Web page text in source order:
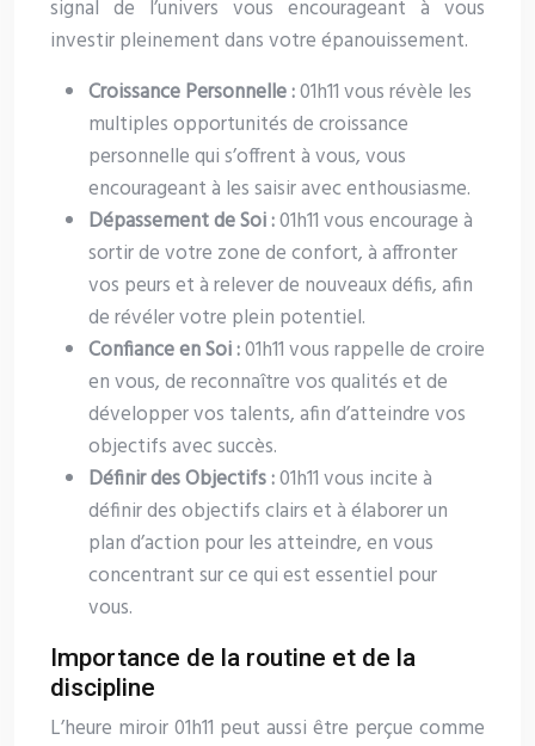
signal de l’univers vous encourageant à vous
investir pleinement dans votre épanouissement.
Croissance Personnelle :01h11 vous révèle les
multiples opportunités de croissance
personnelle qui s’offrent à vous, vous
encourageant à les saisir avec enthousiasme.
Dépassement de Soi :01h11 vous encourage à
sortir de votre zone de confort, à affronter
vos peurs et à relever de nouveaux défis, afin
de révéler votre plein potentiel.
Confiance en Soi :01h11 vous rappelle de croire
en vous, de reconnaître vos qualités et de
développer vos talents, afin d’atteindre vos
objectifs avec succès.
Définir des Objectifs :01h11 vous incite à
définir des objectifs clairs et à élaborer un
plan d’action pour les atteindre, en vous
concentrant sur ce qui est essentiel pour
vous.
Importance de la routine et de la
discipline
L’heure miroir 01h11 peut aussi être perçue comme